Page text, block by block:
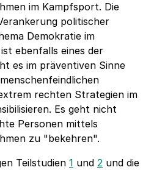
im Kampfsport. Die
politischer
Demokratie im
ebenfalls eines der
es im präventiven Sinne
rechten Strategien im
Es geht nicht
Personen mittels
zu "bekehren".
Teilstudien 1 und 2 und die